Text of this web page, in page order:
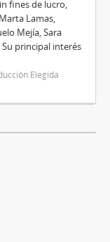
fines de lucro,
Lamas,
Mejía, Sara
principal interés
Elegida